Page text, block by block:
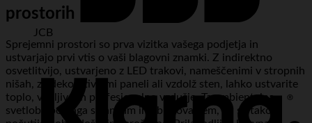
JCB
prostorih
Sprejemni prostori so prva vizitka vašega podjetja in
ustvarjajo prvi vtis o vaši blagovni znamki. Z indirektno
osvetlitvijo, ustvarjeno z LED trakovi, nameščenimi v stropnih
nišah, za dekorativnimi paneli ali vzdolž sten, lahko ustvarite
toplo, vabljivo in profesionalno vzdušje. Ta ambientalna
svetloba pomaga strankam in obiskovalcem, da se takoj